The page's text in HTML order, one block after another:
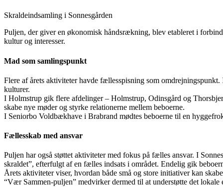
Skraldeindsamling i Sonnesgården
Puljen, der giver en økonomisk håndsrækning, blev etableret i
kultur og interesser.
Mad som samlingspunkt
Flere af årets aktiviteter havde fællesspisning som
kulturer.
I Holmstrup gik flere afdelinger – Holmstrup, Odinsgård og
skabe nye møder og styrke relationerne mellem beboerne.
I Seniorbo Voldbækhave i Brabrand mødtes beboerne til en
Fællesskab med ansvar
Puljen har også støttet aktiviteter med fokus på fælles ansvar. I
skraldet”, efterfulgt af en fælles indsats i området. Endelig gik
Årets aktiviteter viser, hvordan både små og store initiativer kan
“Vær Sammen-puljen” medvirker dermed til at understøtte det